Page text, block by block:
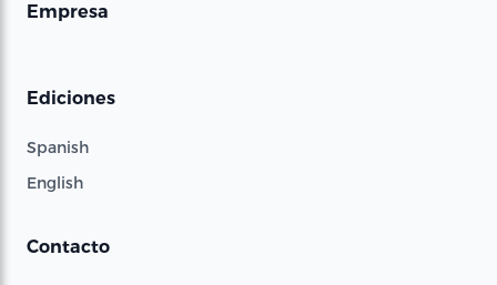
Empresa
Ediciones
Spanish
English
Contacto